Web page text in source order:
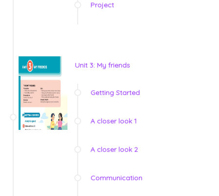
Project
Unit 3: My friends
Getting Started
A closer look 1
A closer look 2
Communication